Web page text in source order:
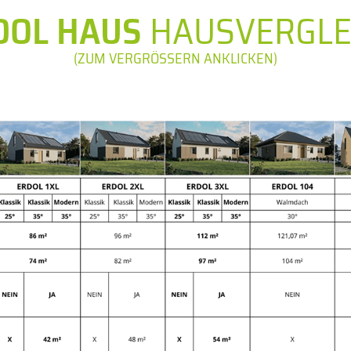
HAUS
(ZUM VERGRÖSSERN ANKLICKEN)